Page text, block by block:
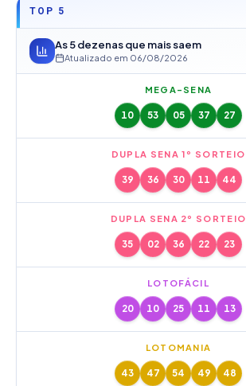
TOP 5
As 5 dezenas que mais saem
Atualizado em 06/08/2026
MEGA-SENA
10 53 05 37 27
DUPLA SENA 1º SORTEIO
39 36 30 11 44
DUPLA SENA 2º SORTEIO
35 02 36 22 23
LOTOFÁCIL
20 10 25 11 13
LOTOMANIA
43 47 54 49 48